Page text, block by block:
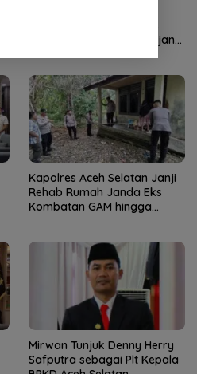
Aspol Lamteumen I Diterjang
Kapolres Aceh Selatan Janji
Rehab Rumah Janda Eks
Kombatan GAM hingga
Mirwan Tunjuk Denny Herry
Safputra sebagai Plt Kepala